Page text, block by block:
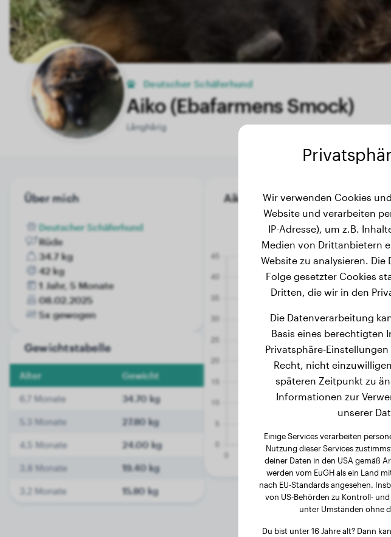
Deutscher Schäferhund
Aiko (Ebafarmens Smock)
Långhårig
Über mich
Deutscher Schäferhund
Rüde
34.7 kg
42 kg
1 Jahr, 5 Monate
08.02.2025
5x gewogen
Gewichtstabelle
Alter Gewicht
6.7 Monate 34.70 kg
5.3 Monate 27.80 kg
4.5 Monate 24.00 kg
3.8 Monate 19.40 kg
3.2 Monate 15.80 kg
Aiko (Ebafarmens Smock)'s
Wir verwenden Cookies
Website und verarbeiten
IP-Adresse), um z.B.
Medien von Drittanbietern
Website zu analysieren.
Folge gesetzter Cookies
Dritten, die wir in den
Die Datenverarbeitung
Basis eines berechtigten
Privatsphäre-
Recht, nicht
späteren Zeitpunkt zu
Informationen zur
unserer
Einige Services verarbeiten
Nutzung dieser Services
deiner Daten in den USA gemäß
werden vom EuGH als ein Land
nach EU-Standards angesehen.
von US-Behörden zu Kontroll-
unter Umständen ohne
Du bist unter 16 Jahre alt? Dann